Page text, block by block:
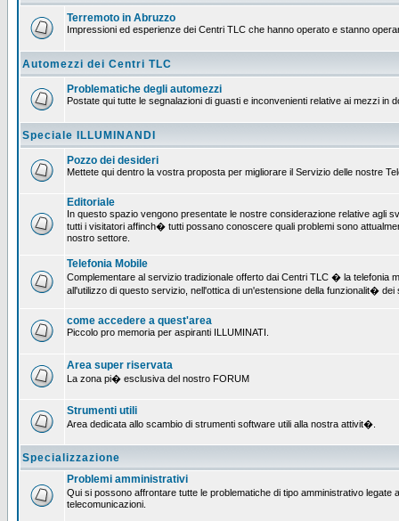
Terremoto in Abruzzo
Impressioni ed esperienze dei Centri TLC che hanno operato e stanno
Automezzi dei Centri TLC
Problematiche degli automezzi
Postate qui tutte le segnalazioni di guasti e inconvenienti relative ai mezzi in
Speciale ILLUMINANDI
Pozzo dei desideri
Mettete qui dentro la vostra proposta per migliorare il Servizio delle nostre
Editoriale
In questo spazio vengono presentate le nostre considerazione relative agli
tutti i visitatori affinch� tutti possano conoscere quali problemi sono
nostro settore.
Telefonia Mobile
Complementare al servizio tradizionale offerto dai Centri TLC � la telefonia
all'utilizzo di questo servizio, nell'ottica di un'estensione della funzionalit�
come accedere a quest'area
Piccolo pro memoria per aspiranti ILLUMINATI.
Area super riservata
La zona pi� esclusiva del nostro FORUM
Strumenti utili
Area dedicata allo scambio di strumenti software utili alla nostra attivit�.
Specializzazione
Problemi amministrativi
Qui si possono affrontare tutte le problematiche di tipo amministrativo
telecomunicazioni.